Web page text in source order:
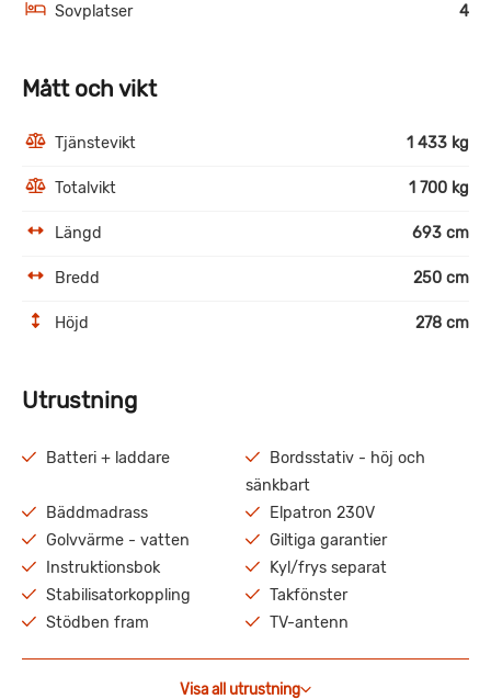
Sovplatser 4
Mått och vikt
Tjänstevikt 1 433 kg
Totalvikt 1 700 kg
Längd 693 cm
Bredd 250 cm
Höjd 278 cm
Utrustning
Batteri + laddare
Bordsstativ - höj och
sänkbart
Bäddmadrass
Elpatron 230V
Golvvärme - vatten
Giltiga garantier
Instruktionsbok
Kyl/frys separat
Stabilisatorkoppling
Takfönster
Stödben fram
TV-antenn
Visa all utrustning